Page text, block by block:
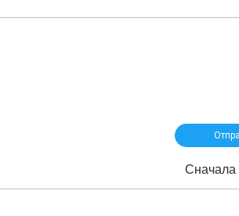
Сначала